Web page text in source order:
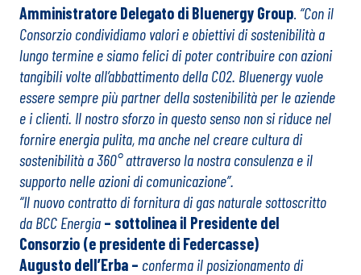
Amministratore Delegato di Bluenergy Group. “Con il
Consorzio condividiamo valori e obiettivi di sostenibilità a
lungo termine e siamo felici di poter contribuire con azioni
tangibili volte all’abbattimento della CO2. Bluenergy vuole
essere sempre più partner della sostenibilità per le aziende
e i clienti. Il nostro sforzo in questo senso non si riduce nel
fornire energia pulita, ma anche nel creare cultura di
sostenibilità a 360° attraverso la nostra consulenza e il
supporto nelle azioni di comunicazione”.
“Il nuovo contratto di fornitura di gas naturale sottoscritto
da BCC Energia – sottolinea il Presidente del
Consorzio (e presidente di Federcasse)
Augusto dell’Erba – conferma il posizionamento di